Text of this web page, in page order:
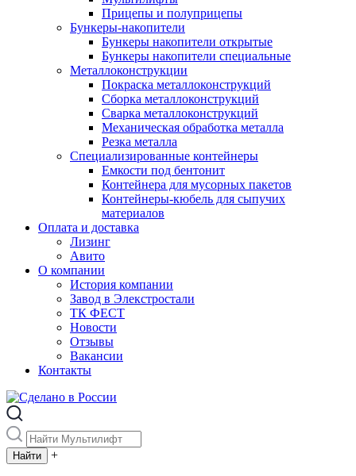
Прицепы и полуприцепы
Бункеры-накопители
Бункеры накопители открытые
Бункеры накопители специальные
Металлоконструкции
Покраска металлоконструкций
Сборка металлоконструкций
Сварка металлоконструкций
Механическая обработка металла
Резка металла
Специализированные контейнеры
Емкости под бентонит
Контейнера для мусорных пакетов
Контейнеры-кюбель для сыпучих
материалов
Оплата и доставка
Лизинг
Авито
О компании
История компании
Завод в Элекстростали
ТК ФЕСТ
Новости
Отзывы
Вакансии
Контакты
+